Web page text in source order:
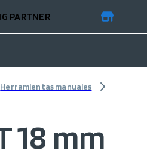
PARTNER
Herramientas manuales
18 mm